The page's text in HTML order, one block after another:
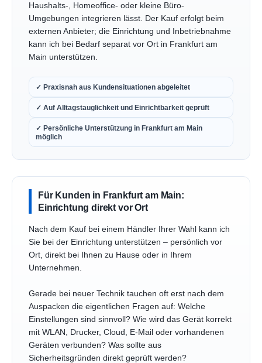
Haushalts-, Homeoffice- oder kleine Büro-
Umgebungen integrieren lässt. Der Kauf erfolgt beim
externen Anbieter; die Einrichtung und Inbetriebnahme
kann ich bei Bedarf separat vor Ort in Frankfurt am
Main unterstützen.
✓ Praxisnah aus Kundensituationen abgeleitet
✓ Auf Alltagstauglichkeit und Einrichtbarkeit geprüft
✓ Persönliche Unterstützung in Frankfurt am Main
möglich
Für Kunden in Frankfurt am Main:
Einrichtung direkt vor Ort
Nach dem Kauf bei einem Händler Ihrer Wahl kann ich
Sie bei der Einrichtung unterstützen – persönlich vor
Ort, direkt bei Ihnen zu Hause oder in Ihrem
Unternehmen.
Gerade bei neuer Technik tauchen oft erst nach dem
Auspacken die eigentlichen Fragen auf: Welche
Einstellungen sind sinnvoll? Wie wird das Gerät korrekt
mit WLAN, Drucker, Cloud, E-Mail oder vorhandenen
Geräten verbunden? Was sollte aus
Sicherheitsgründen direkt geprüft werden?